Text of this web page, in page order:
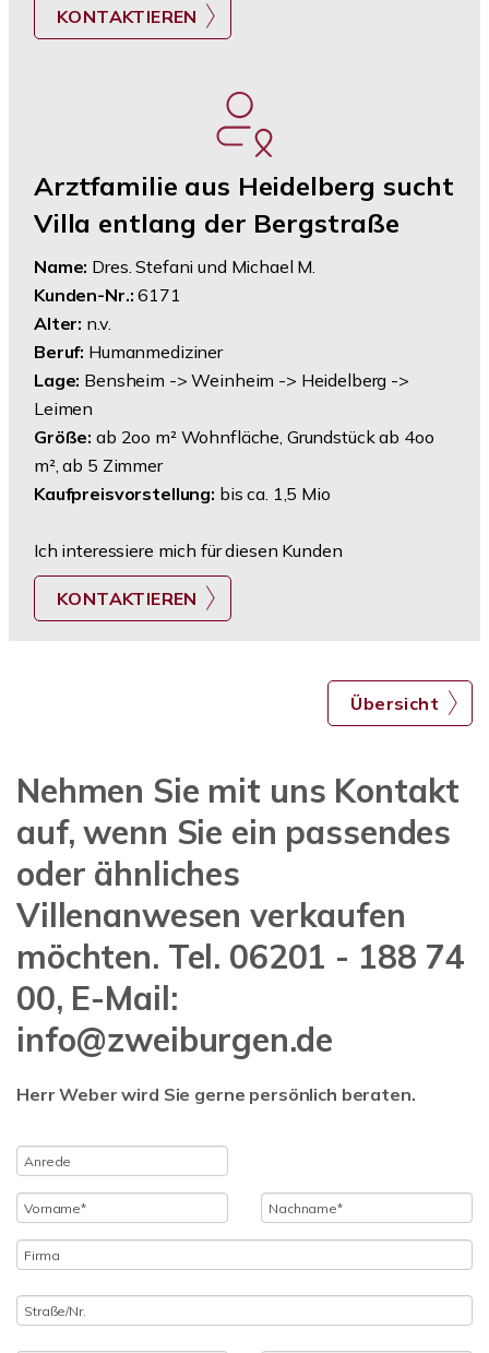
KONTAKTIEREN
Arztfamilie aus Heidelberg sucht
Villa entlang der Bergstraße
Name: Dres. Stefani und Michael M.
Kunden-Nr.:6171
Alter: n.v.
Beruf: Humanmediziner
Lage: Bensheim -> Weinheim -> Heidelberg ->
Leimen
Größe: ab 2oo m² Wohnfläche, Grundstück ab 4oo
m², ab 5 Zimmer
Kaufpreisvorstellung: bis ca. 1,5 Mio
Ich interessiere mich für diesen Kunden
KONTAKTIEREN
Übersicht
Nehmen Sie mit uns Kontakt
auf, wenn Sie ein passendes
oder ähnliches
Villenanwesen verkaufen
möchten. Tel. 06201 - 188 74
00, E-Mail:
info@zweiburgen.de
Herr Weber wird Sie gerne persönlich beraten.